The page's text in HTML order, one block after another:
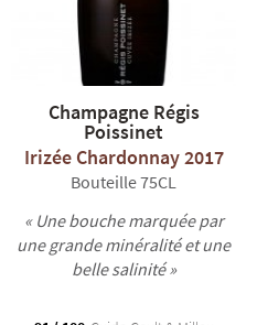
Champagne Régis
Poissinet
Irizée Chardonnay 2017
Bouteille 75CL
« Une bouche marquée par
une grande minéralité et une
belle salinité »